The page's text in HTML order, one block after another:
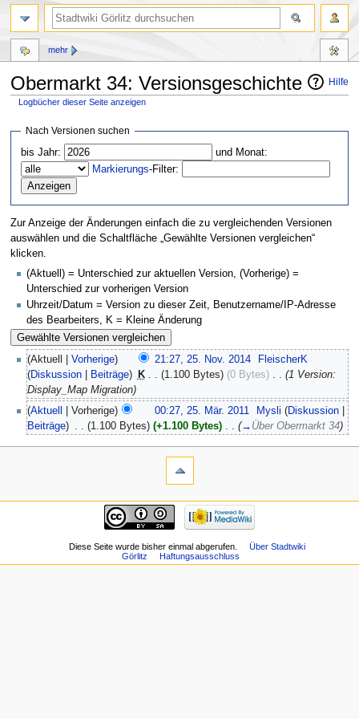
Hilfe
Obermarkt 34: Versionsgeschichte
Logbücher dieser Seite anzeigen
springen
springen
Nach Versionen suchen
bis Jahr:
und Monat:
Markierungs-Filter:
Zur Anzeige der Änderungen einfach die zu vergleichenden Versionen
auswählen und die Schaltfläche „Gewählte Versionen vergleichen“
klicken.
(Aktuell) = Unterschied zur aktuellen Version, (Vorherige) =
Unterschied zur vorherigen Version
Uhrzeit/Datum = Version zu dieser Zeit, Benutzername/IP-Adresse
des Bearbeiters, K = Kleine Änderung
(Aktuell | Vorherige) 21:27, 25. Nov. 2014
FleischerK
(Diskussion Beiträge) K . . (1.100 Bytes) (0 Bytes)‎ . . (1 Version:
Display_Map Migration)
(Aktuell | Vorherige) 00:27, 25. Mär. 2011 Mysli (Diskussion
Beiträge) (1.100 Bytes) (+1.100 Bytes)‎ (→ Über Obermarkt 34)
mehr
Diese Seite wurde bisher einmal abgerufen.
Über Stadtwiki
Görlitz
Haftungsausschluss